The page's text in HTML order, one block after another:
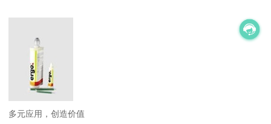
多元应用，创造价值